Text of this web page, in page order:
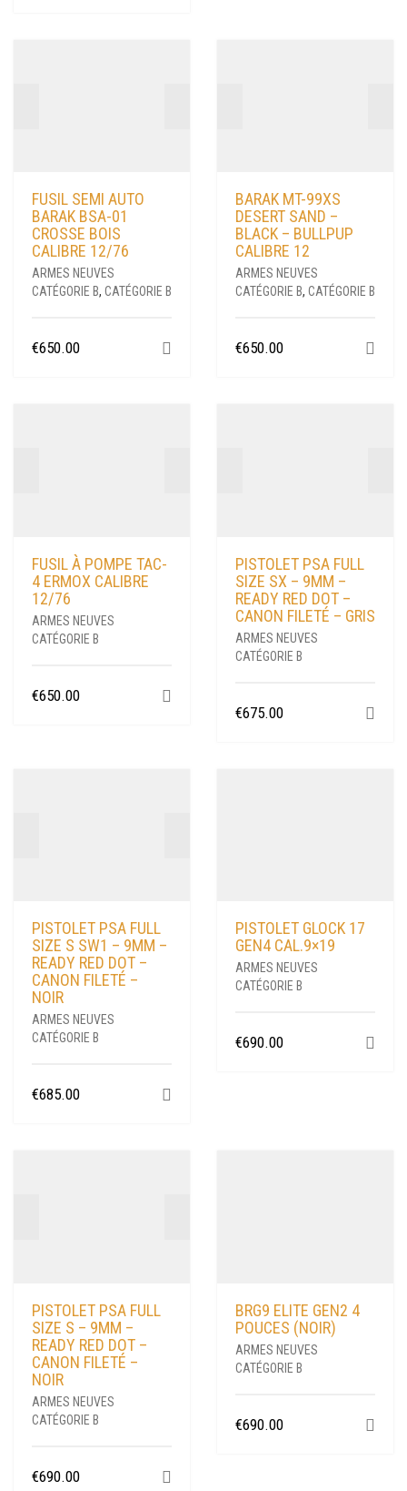
FUSIL SEMI AUTO
BARAK BSA-01
CROSSE BOIS
CALIBRE 12/76
ARMES NEUVES
CATÉGORIE B, CATÉGORIE B
€650.00
BARAK MT-99XS
DESERT SAND –
BLACK – BULLPUP
CALIBRE 12
ARMES NEUVES
CATÉGORIE B, CATÉGORIE B
€650.00
FUSIL À POMPE TAC-
4 ERMOX CALIBRE
12/76
ARMES NEUVES
CATÉGORIE B
€650.00
PISTOLET PSA FULL
SIZE SX – 9MM –
READY RED DOT –
CANON FILETÉ – GRIS
ARMES NEUVES
CATÉGORIE B
€675.00
PISTOLET PSA FULL
SIZE S SW1 – 9MM –
READY RED DOT –
CANON FILETÉ –
NOIR
ARMES NEUVES
CATÉGORIE B
€685.00
PISTOLET GLOCK 17
GEN4 CAL.9×19
ARMES NEUVES
CATÉGORIE B
€690.00
PISTOLET PSA FULL
SIZE S – 9MM –
READY RED DOT –
CANON FILETÉ –
NOIR
ARMES NEUVES
CATÉGORIE B
€690.00
BRG9 ELITE GEN2 4
POUCES (NOIR)
ARMES NEUVES
CATÉGORIE B
€690.00